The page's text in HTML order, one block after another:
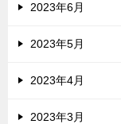
2023年6月
2023年5月
2023年4月
2023年3月